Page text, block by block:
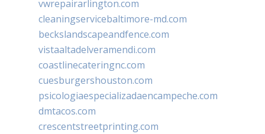
vwrepairarlington.com
cleaningservicebaltimore-md.com
beckslandscapeandfence.com
vistaaltadelveramendi.com
coastlinecateringnc.com
cuesburgershouston.com
psicologiaespecializadaencampeche.com
dmtacos.com
crescentstreetprinting.com